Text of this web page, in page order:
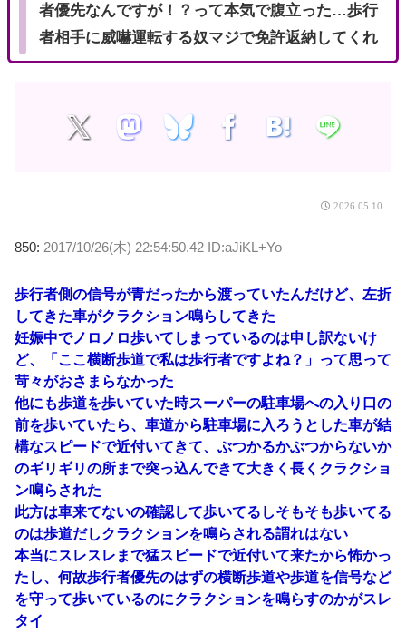
者優先なんですが！？って本気で腹立った…歩行
者相手に威嚇運転する奴マジで免許返納してくれ
2026.05.10
850: 2017/10/26(木) 22:54:50.42 ID:aJiKL+Yo
歩行者側の信号が青だったから渡っていたんだけど、左折
してきた車がクラクション鳴らしてきた
妊娠中でノロノロ歩いてしまっているのは申し訳ないけ
ど、「ここ横断歩道で私は歩行者ですよね？」って思って
苛々がおさまらなかった
他にも歩道を歩いていた時スーパーの駐車場への入り口の
前を歩いていたら、車道から駐車場に入ろうとした車が結
構なスピードで近付いてきて、ぶつかるかぶつからないか
のギリギリの所まで突っ込んできて大きく長くクラクショ
ン鳴らされた
此方は車来てないの確認して歩いてるしそもそも歩いてる
のは歩道だしクラクションを鳴らされる謂れはない
本当にスレスレまで猛スピードで近付いて来たから怖かっ
たし、何故歩行者優先のはずの横断歩道や歩道を信号など
を守って歩いているのにクラクションを鳴らすのかがスレ
タイ